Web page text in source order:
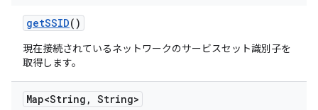
getSSID()
現在接続されているネットワークのサービスセット識別子を
取得します。
Map<String , String>